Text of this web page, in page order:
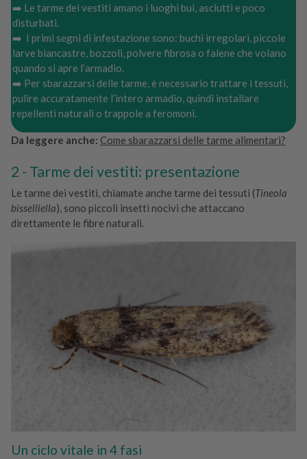
➡️ Le tarme dei vestiti amano i luoghi bui, asciutti e poco
disturbati.
➡️ ️ I primi segni di infestazione sono: buchi irregolari, piccole
larve biancastre, bozzoli, polvere fibrosa o falene che volano
quando si apre l’armadio.
➡️ Per sbarazzarsi delle tarme, è necessario trattare i tessuti,
pulire accuratamente l’intero armadio, quindi installare
repellenti naturali o trappole a feromoni.
Da leggere anche: Come sbarazzarsi delle tarme alimentari?
Tarme dei vestiti: presentazione
Le tarme dei vestiti, chiamate anche tarme dei tessuti (Tineola
bisselliella), sono piccoli insetti nocivi che attaccano
direttamente le fibre naturali.
Un ciclo vitale in 4 fasi